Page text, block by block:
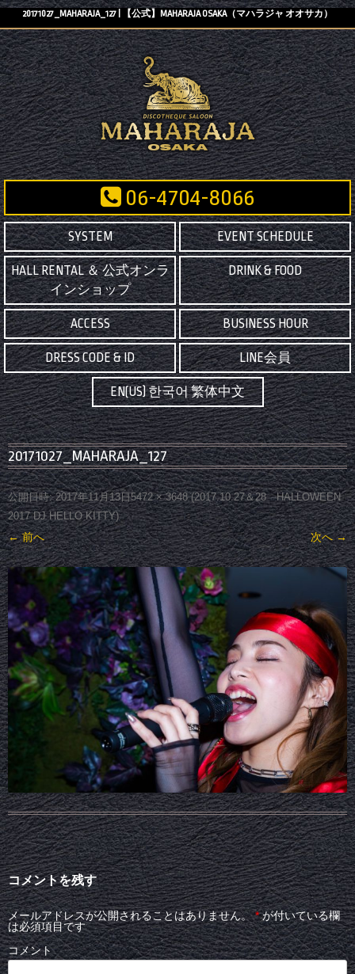
20171027_MAHARAJA_127 | 【公式】MAHARAJA OSAKA（マハラジャ オオサカ）
06-4704-8066
SYSTEM EVENT SCHEDULE
HALL RENTAL ＆ 公式オンラ
インショップ
DRINK & FOOD
ACCESS BUSINESS HOUR
DRESS CODE & ID LINE会員
EN(US) 한국어 繁体中文
20171027_MAHARAJA_127
公開日時: 2017年11月13日5472 × 3648(2017.10.27＆28 HALLOWEEN
2017 DJ HELLO KITTY)
← 前へ 次へ →
コメントを残す
メールアドレスが公開されることはありません。 *が付いている欄
は必須項目です
コメント